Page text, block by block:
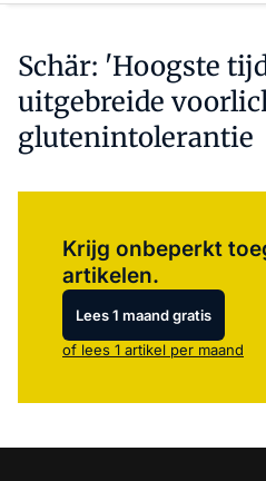
Schär: 'Hoogste
uitgebreide
glutenintolerantie
Krijg onbeperkt
artikelen.
Lees 1 maand gratis
of lees 1 artikel per maand